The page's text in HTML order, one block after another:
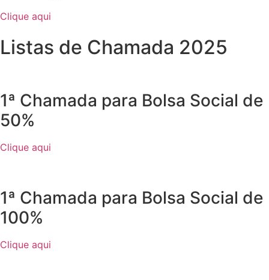
Clique aqui
Listas de Chamada 2025
1ª Chamada para Bolsa Social de
50%
Clique aqui
1ª Chamada para Bolsa Social de
100%
Clique aqui